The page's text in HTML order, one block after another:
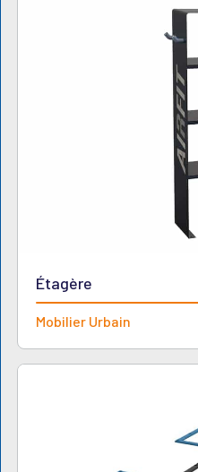
Étagère
Mobilier Urbain